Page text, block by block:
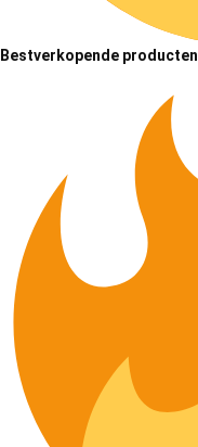
Bestverkopende producten